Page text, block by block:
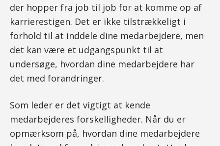
der hopper fra job til job for at komme op af
karrierestigen. Det er ikke tilstrækkeligt i
forhold til at inddele dine medarbejdere, men
det kan være et udgangspunkt til at
undersøge, hvordan dine medarbejdere har
det med forandringer.
Som leder er det vigtigt at kende
medarbejderes forskelligheder. Når du er
opmærksom på, hvordan dine medarbejdere